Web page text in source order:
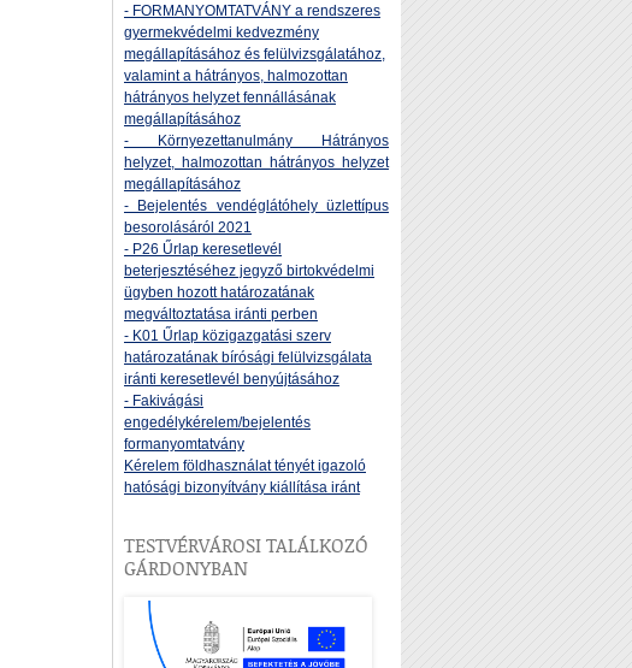
- FORMANYOMTATVÁNY a rendszeres
gyermekvédelmi kedvezmény
megállapításához és felülvizsgálatához,
valamint a hátrányos, halmozottan
hátrányos helyzet fennállásának
megállapításához
- Környezettanulmány Hátrányos
helyzet, halmozottan hátrányos helyzet
megállapításához
- Bejelentés vendéglátóhely üzlettípus
besorolásáról 2021
- P26 Űrlap keresetlevél
beterjesztéséhez jegyző birtokvédelmi
ügyben hozott határozatának
megváltoztatása iránti perben
- K01 Űrlap közigazgatási szerv
határozatának bírósági felülvizsgálata
iránti keresetlevél benyújtásához
- Fakivágási
engedélykérelem/bejelentés
formanyomtatvány
Kérelem földhasználat tényét igazoló
hatósági bizonyítvány kiállítása iránt
TESTVÉRVÁROSI TALÁLKOZÓ
GÁRDONYBAN